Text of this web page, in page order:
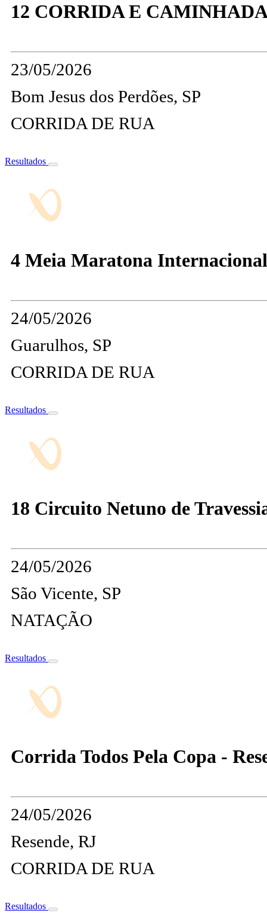
12 CORRIDA E
23/05/2026
Bom Jesus dos Perdões, SP
CORRIDA DE RUA
Resultados
4 Meia Maratona
24/05/2026
Guarulhos, SP
CORRIDA DE RUA
Resultados
18 Circuito Netuno de
24/05/2026
São Vicente, SP
NATAÇÃO
Resultados
Corrida Todos Pela Copa -
24/05/2026
Resende, RJ
CORRIDA DE RUA
Resultados